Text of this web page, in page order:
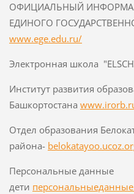
ОФИЦИАЛЬНЫЙ
ЕДИНОГО
www.ege.edu.ru/
Электронная школа
Институт развития
Башкортостана
Отдел образования
района-
Персональные данные
дети